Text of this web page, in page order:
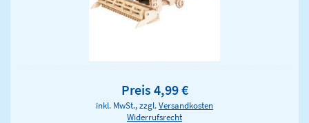
Preis 4,99 €
inkl. MwSt., zzgl.Versandkosten
Widerrufsrecht